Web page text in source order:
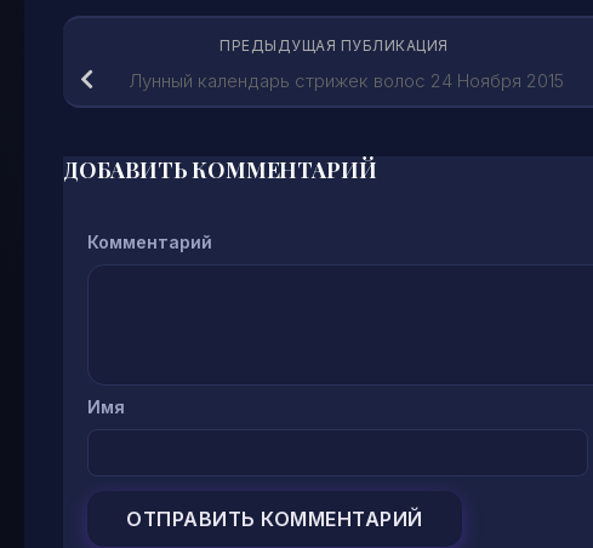
ПРЕДЫДУЩАЯ ПУБЛИКАЦИЯ
Лунный календарь стрижек волос 24 Ноября 2015
ДОБАВИТЬ КОММЕНТАРИЙ
Комментарий
Имя